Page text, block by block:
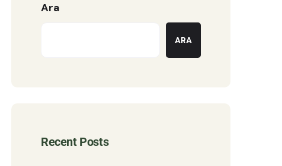
Ara
ARA
Recent Posts